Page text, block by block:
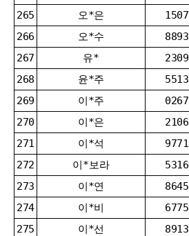
265
오*은 1507
266
오*수 8893
267
유* 2309
268
윤*주 5513
269
이*주 0267
270
이*은 2106
271
이*석 9771
272
이*보라 5316
273
이*연 8645
274
이*비 6775
275
이*선 8913